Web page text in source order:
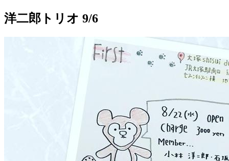
洋二郎トリオ 9/6